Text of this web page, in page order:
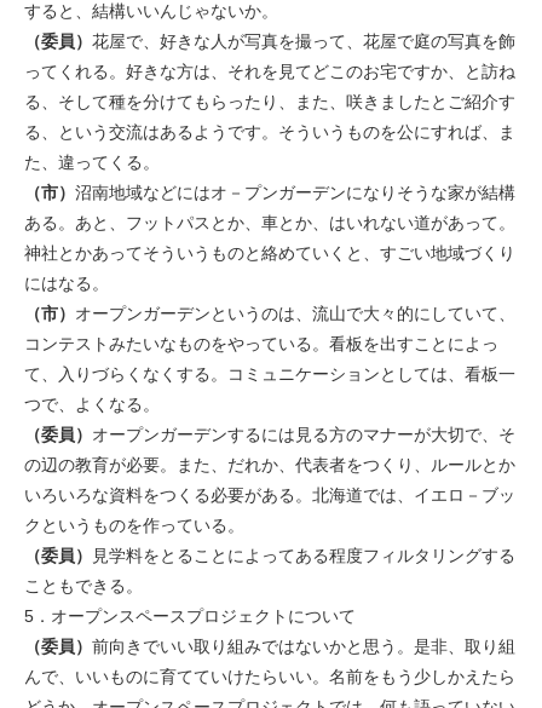
すると、結構いいんじゃないか。
（委員） 花屋で、好きな人が写真を撮って、花屋で庭の写真を飾
ってくれる。好きな方は、それを見てどこのお宅ですか、と訪ね
る、そして種を分けてもらったり、また、咲きましたとご紹介す
る、という交流はあるようです。そういうものを公にすれば、ま
た、違ってくる。
（市） 沼南地域などにはオ－プンガーデンになりそうな家が結構
ある。あと、フットパスとか、車とか、はいれない道があって。
神社とかあってそういうものと絡めていくと、すごい地域づくり
にはなる。
（市） オープンガーデンというのは、流山で大々的にしていて、
コンテストみたいなものをやっている。看板を出すことによっ
て、入りづらくなくする。コミュニケーションとしては、看板一
つで、よくなる。
（委員） オープンガーデンするには見る方のマナーが大切で、そ
の辺の教育が必要。また、だれか、代表者をつくり、ルールとか
いろいろな資料をつくる必要がある。北海道では、イエロ－ブッ
クというものを作っている。
（委員）
見学料をとることによってある程度フィルタリングする
こともできる。
5．オープンスペースプロジェクトについて
（委員） 前向きでいい取り組みではないかと思う。是非、取り組
んで、いいものに育てていけたらいい。名前をもう少しかえたら